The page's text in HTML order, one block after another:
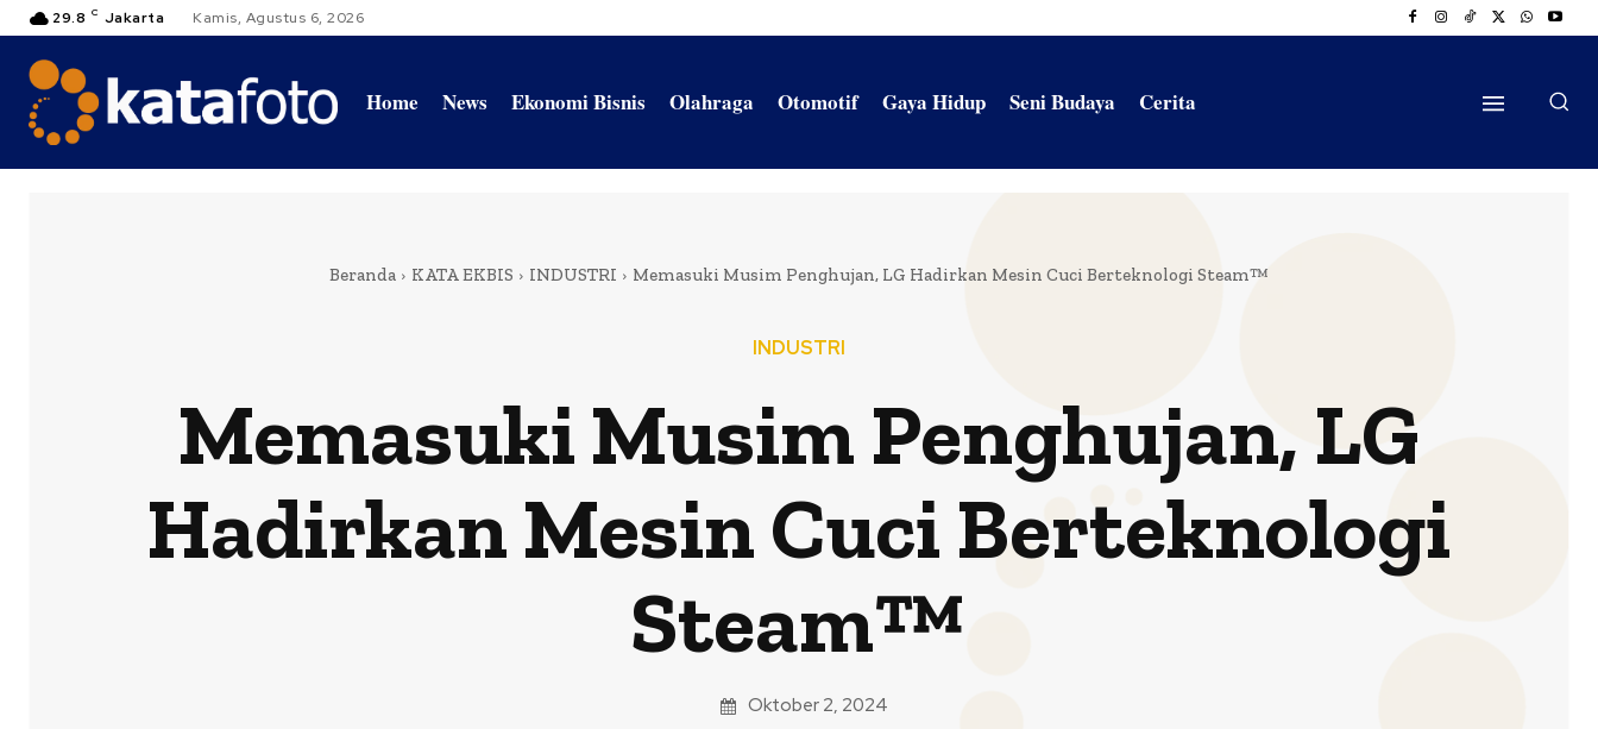
29.8 C Jakarta Kamis, Agustus 6, 2026
Home News Ekonomi Bisnis Olahraga Otomotif Gaya Hidup Seni Budaya Cerita
Beranda KATA EKBIS INDUSTRI Memasuki Musim Penghujan, LG Hadirkan Mesin Cuci Berteknologi Steam™
INDUSTRI
Memasuki Musim Penghujan, LG
Hadirkan Mesin Cuci Berteknologi
Steam™
Oktober 2, 2024